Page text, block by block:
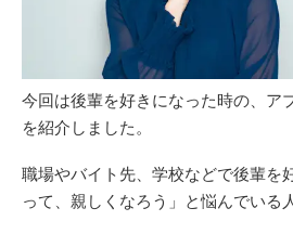
今回は後輩を好きになった時の、ア
を紹介しました。
職場やバイト先、学校などで後輩を
って、親しくなろう」と悩んでいる